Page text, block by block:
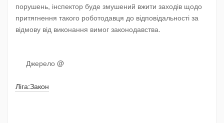
порушень, інспектор буде змушений вжити заходів щодо
притягнення такого роботодавця до відповідальності за
відмову від виконання вимог законодавства.
Джерело @
Ліга:Закон